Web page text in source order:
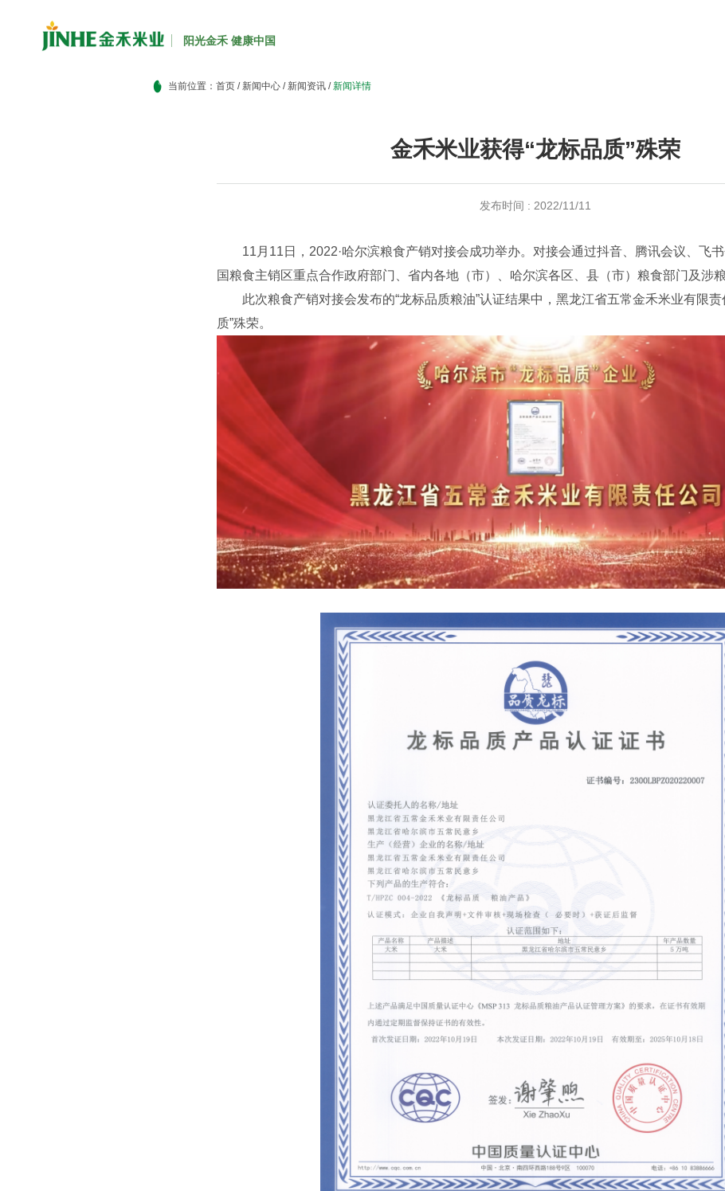
阳光金禾 健康中国
当前位置： 首页 / 新闻中心 / 新闻资讯 /新闻详情
金禾米业获得“龙标品质”殊荣
发布时间 : 2022/11/11
11月11日，2022·哈尔滨粮食产销对接会成功举办。对接会通过抖音、腾讯会议、飞
国粮食主销区重点合作政府部门、省内各地（市）、哈尔滨各区、县（市）粮食部门及涉
此次粮食产销对接会发布的“龙标品质粮油”认证结果中，黑龙江省五常金禾米业有限责
质”殊荣。